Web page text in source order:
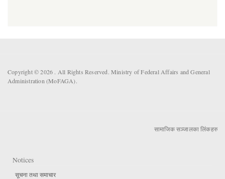
Copyright © 2026 . All Rights Reserved. Ministry of Federal Affairs and General
Administration (MoFAGA).
सामाजिक सञ्जालका लिंकहरु
Notices
सूचना तथा समाचार